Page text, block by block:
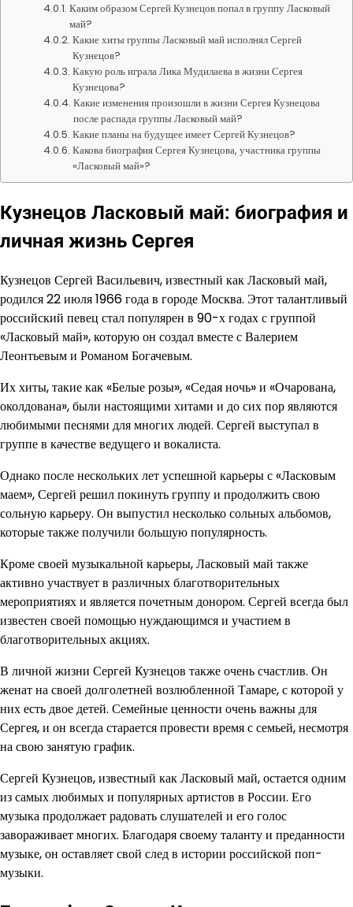
Каким образом Сергей Кузнецов попал в группу Ласковый
май?
Какие хиты группы Ласковый май исполнял Сергей
Кузнецов?
Какую роль играла Лика Мудилаева в жизни Сергея
Кузнецова?
Какие изменения произошли в жизни Сергея Кузнецова
после распада группы Ласковый май?
Какие планы на будущее имеет Сергей Кузнецов?
Какова биография Сергея Кузнецова, участника группы
«Ласковый май»?
Кузнецов Ласковый май: биография и
личная жизнь Сергея
Кузнецов Сергей Васильевич, известный как Ласковый май,
родился 22 июля 1966 года в городе Москва. Этот талантливый
российский певец стал популярен в 90-х годах с группой
«Ласковый май», которую он создал вместе с Валерием
Леонтьевым и Романом Богачевым.
Их хиты, такие как «Белые розы», «Седая ночь» и «Очарована,
околдована», были настоящими хитами и до сих пор являются
любимыми песнями для многих людей. Сергей выступал в
группе в качестве ведущего и вокалиста.
Однако после нескольких лет успешной карьеры с «Ласковым
маем», Сергей решил покинуть группу и продолжить свою
сольную карьеру. Он выпустил несколько сольных альбомов,
которые также получили большую популярность.
Кроме своей музыкальной карьеры, Ласковый май также
активно участвует в различных благотворительных
мероприятиях и является почетным донором. Сергей всегда был
известен своей помощью нуждающимся и участием в
благотворительных акциях.
В личной жизни Сергей Кузнецов также очень счастлив. Он
женат на своей долголетней возлюбленной Тамаре, с которой у
них есть двое детей. Семейные ценности очень важны для
Сергея, и он всегда старается провести время с семьей, несмотря
на свою занятую график.
Сергей Кузнецов, известный как Ласковый май, остается одним
из самых любимых и популярных артистов в России. Его
музыка продолжает радовать слушателей и его голос
завораживает многих. Благодаря своему таланту и преданности
музыке, он оставляет свой след в истории российской поп-
музыки.